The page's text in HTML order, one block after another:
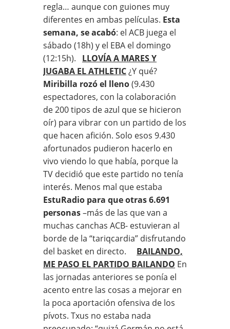
regla… aunque con guiones muy
diferentes en ambas películas. Esta
semana, se acabó: el ACB juega el
sábado (18h) y el EBA el domingo
(12:15h). LLOVÍA A MARES Y
JUGABA EL ATHLETIC¿Y qué?
Miribilla rozó el lleno(9.430
espectadores, con la colaboración
de 200 tipos de azul que se hicieron
oír) para vibrar con un partido de los
que hacen afición. Solo esos 9.430
afortunados pudieron hacerlo en
vivo viendo lo que había, porque la
TV decidió que este partido no tenía
interés. Menos mal que estaba
EstuRadio para que otras 6.691
personas–más de las que van a
muchas canchas ACB- estuvieran al
borde de la “tariqcardia” disfrutando
del basket en directo. BAILANDO,
ME PASO EL PARTIDO BAILANDO En
las jornadas anteriores se ponía el
acento entre las cosas a mejorar en
la poca aportación ofensiva de los
pívots. Txus no estaba nada